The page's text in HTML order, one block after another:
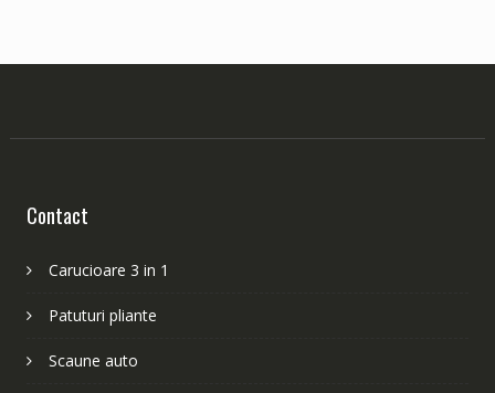
Contact
Carucioare 3 in 1
Patuturi pliante
Scaune auto